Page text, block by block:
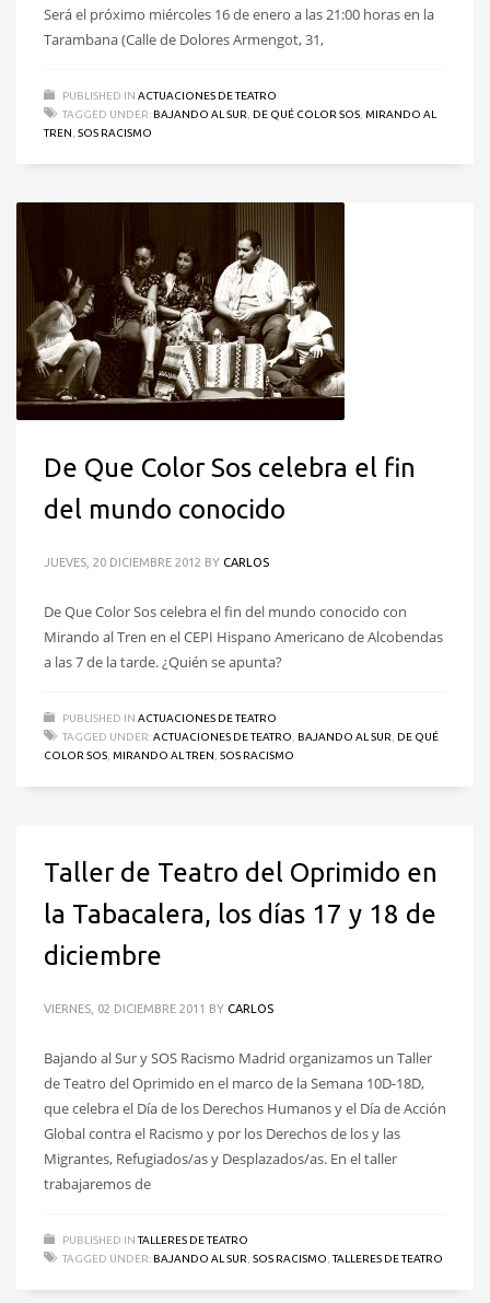
Será el próximo miércoles 16 de enero a las 21:00 horas en la
Tarambana (Calle de Dolores Armengot, 31,
PUBLISHED IN ACTUACIONES DE TEATRO
TAGGED UNDER: BAJANDO AL SUR DE QUÉ COLOR SOS MIRANDO AL
TREN SOS RACISMO
De Que Color Sos celebra el fin
del mundo conocido
JUEVES, 20 DICIEMBRE 2012 BY CARLOS
De Que Color Sos celebra el fin del mundo conocido con
Mirando al Tren en el CEPI Hispano Americano de Alcobendas
a las 7 de la tarde. ¿Quién se apunta?
PUBLISHED IN ACTUACIONES DE TEATRO
TAGGED UNDER:ACTUACIONES DE TEATRO BAJANDO AL SUR
DE QUÉ
COLOR SOS MIRANDO AL TREN SOS RACISMO
Taller de Teatro del Oprimido en
la Tabacalera, los días 17 y 18 de
diciembre
VIERNES, 02 DICIEMBRE 2011 BY CARLOS
Bajando al Sur y SOS Racismo Madrid organizamos un Taller
de Teatro del Oprimido en el marco de la Semana 10D-18D,
que celebra el Día de los Derechos Humanos y el Día de Acción
Global contra el Racismo y por los Derechos de los y las
Migrantes, Refugiados/as y Desplazados/as. En el taller
trabajaremos de
PUBLISHED IN TALLERES DE TEATRO
TAGGED UNDER: BAJANDO AL SUR SOS RACISMO ,TALLERES DE TEATRO